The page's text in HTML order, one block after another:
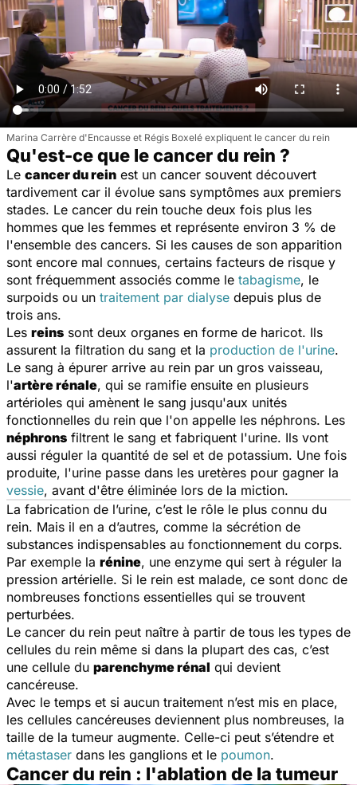
Marina Carrère d'Encausse et Régis Boxelé expliquent le cancer du rein
Qu'est-ce que le cancer du rein ?
Le cancer du rein est un cancer souvent découvert
tardivement car il évolue sans symptômes aux premiers
stades. Le cancer du rein touche deux fois plus les
hommes que les femmes et représente environ 3 % de
l'ensemble des cancers. Si les causes de son apparition
sont encore mal connues, certains facteurs de risque y
sont fréquemment associés comme le tabagisme, le
surpoids ou un traitement par dialyse depuis plus de
trois ans.
Les reins sont deux organes en forme de haricot. Ils
assurent la filtration du sang et la production de l'urine.
Le sang à épurer arrive au rein par un gros vaisseau,
l'artère rénale, qui se ramifie ensuite en plusieurs
artérioles qui amènent le sang jusqu'aux unités
fonctionnelles du rein que l'on appelle les néphrons. Les
néphrons filtrent le sang et fabriquent l'urine. Ils vont
aussi réguler la quantité de sel et de potassium. Une fois
produite, l'urine passe dans les uretères pour gagner la
vessie, avant d'être éliminée lors de la miction.
La fabrication de l’urine, c’est le rôle le plus connu du
rein. Mais il en a d’autres, comme la sécrétion de
substances indispensables au fonctionnement du corps.
Par exemple la rénine, une enzyme qui sert à réguler la
pression artérielle. Si le rein est malade, ce sont donc de
nombreuses fonctions essentielles qui se trouvent
perturbées.
Le cancer du rein peut naître à partir de tous les types de
cellules du rein même si dans la plupart des cas, c’est
une cellule du parenchyme rénal qui devient
cancéreuse.
Avec le temps et si aucun traitement n’est mis en place,
les cellules cancéreuses deviennent plus nombreuses, la
taille de la tumeur augmente. Celle-ci peut s’étendre et
métastaser dans les ganglions et le poumon.
Cancer du rein : l'ablation de la tumeur